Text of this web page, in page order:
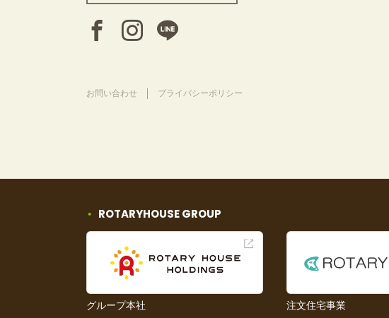
お問い合わせ プライバシーポリシー
ROTARYHOUSE GROUP
グループ本社 注文住宅事業